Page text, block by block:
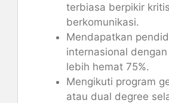
terbiasa berpikir
berkomunikasi.
Mendapatkan
internasional
lebih hemat 75%.
Mengikuti program
atau dual degree